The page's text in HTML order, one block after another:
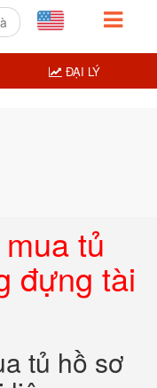
tủ
đựng tài
tủ hồ sơ
ĐẠI LÝ